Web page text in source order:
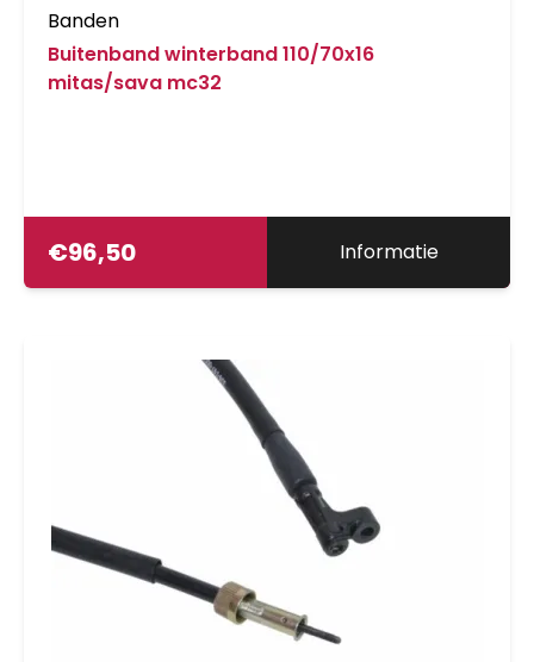
Banden
Buitenband winterband 110/70x16
mitas/sava mc32
€96,50 Informatie